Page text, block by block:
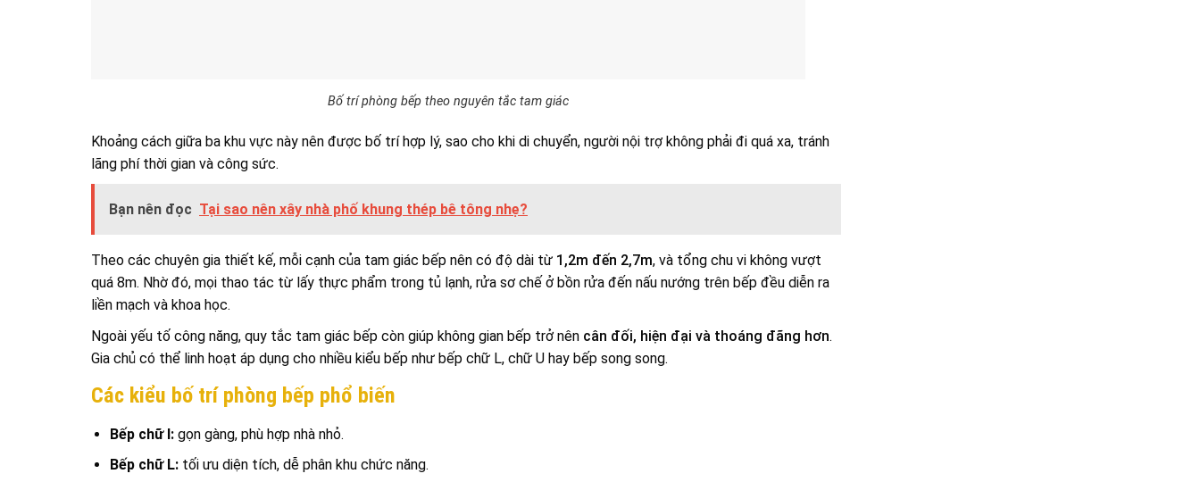
Bố trí phòng bếp theo nguyên tắc tam giác
Khoảng cách giữa ba khu vực này nên được bố trí hợp lý, sao cho khi di chuyển, người nội trợ không phải đi quá xa, tránh
lãng phí thời gian và công sức.
Bạn nên đọc Tại sao nên xây nhà phố khung thép bê tông nhẹ?
Theo các chuyên gia thiết kế, mỗi cạnh của tam giác bếp nên có độ dài từ 1,2m đến 2,7m, và tổng chu vi không vượt
quá 8m. Nhờ đó, mọi thao tác từ lấy thực phẩm trong tủ lạnh, rửa sơ chế ở bồn rửa đến nấu nướng trên bếp đều diễn ra
liền mạch và khoa học.
Ngoài yếu tố công năng, quy tắc tam giác bếp còn giúp không gian bếp trở nên cân đối, hiện đại và thoáng đãng hơn.
Gia chủ có thể linh hoạt áp dụng cho nhiều kiểu bếp như bếp chữ L, chữ U hay bếp song song.
Các kiểu bố trí phòng bếp phổ biến
Bếp chữ I:gọn gàng, phù hợp nhà nhỏ.
Bếp chữ L:tối ưu diện tích, dễ phân khu chức năng.